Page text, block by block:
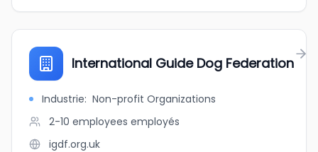
International Guide Dog Federation
Industrie: Non-profit Organizations
2-10 employees employés
igdf.org.uk